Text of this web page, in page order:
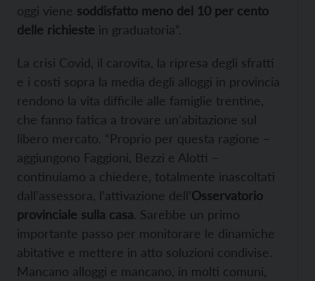
oggi viene soddisfatto meno del 10 per cento
delle richieste in graduatoria”.
La crisi Covid, il carovita, la ripresa degli sfratti
e i costi sopra la media degli alloggi in provincia
rendono la vita difficile alle famiglie trentine,
che fanno fatica a trovare un’abitazione sul
libero mercato. “Proprio per questa ragione –
aggiungono Faggioni, Bezzi e Alotti –
continuiamo a chiedere, totalmente inascoltati
dall’assessora, l’attivazione dell’Osservatorio
provinciale sulla casa. Sarebbe un primo
importante passo per monitorare le dinamiche
abitative e mettere in atto soluzioni condivise.
Mancano alloggi e mancano, in molti comuni,